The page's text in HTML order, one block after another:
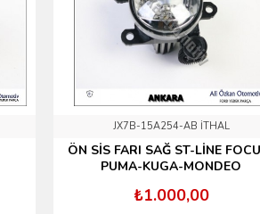
JX7B-15A254-AB İTHAL
ÖN SİS FARI SAĞ ST-LİNE
PUMA-KUGA-MONDEO
₺1.000,00